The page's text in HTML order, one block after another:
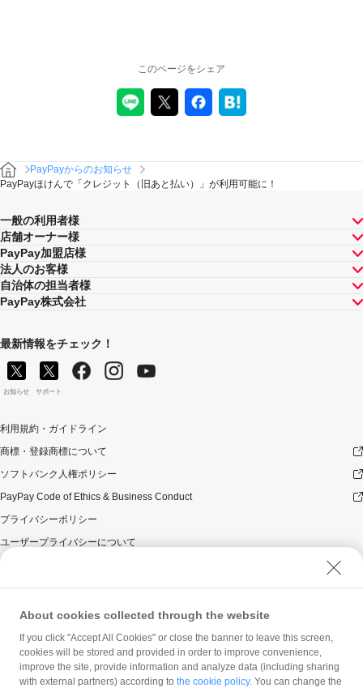
このページをシェア
PayPayからのお知らせ
PayPayほけんで「クレジット（旧あと払い）」が利用可能に！
一般の利用者様
店舗オーナー様
PayPay加盟店様
法人のお客様
自治体の担当者様
PayPay株式会社
最新情報をチェック！
お知らせ サポート
利用規約・ガイドライン
商標・登録商標について
ソフトバンク人権ポリシー
PayPay Code of Ethics & Business Conduct
プライバシーポリシー
ユーザープライバシーについて
ウェブサイト利用規約
反社会的勢力に対する方針
勧誘方針
マネロン等基本方針
カスタマーハラスメントに関する当社の考え方
About cookies collected through the website
If you click "Accept All Cookies" or close the banner to leave this screen,
cookies will be stored and provided in order to improve convenience,
improve the site, provide information and analyze data (including sharing
with external partners) according to the cookie policy. You can change the